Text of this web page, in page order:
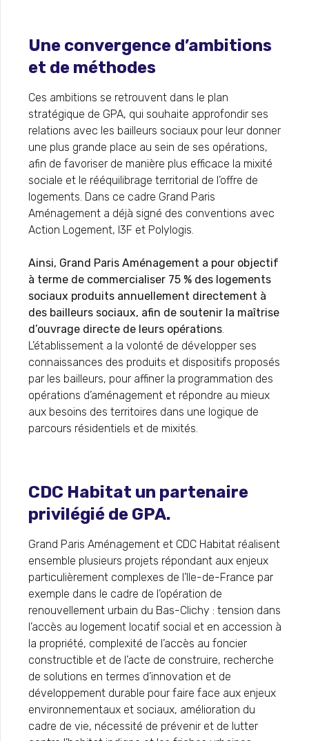
Une convergence d’ambitions
et de méthodes
Ces ambitions se retrouvent dans le plan
stratégique de GPA, qui souhaite approfondir ses
relations avec les bailleurs sociaux pour leur donner
une plus grande place au sein de ses opérations,
afin de favoriser de manière plus efficace la mixité
sociale et le rééquilibrage territorial de l’offre de
logements. Dans ce cadre Grand Paris
Aménagement a déjà signé des conventions avec
Action Logement, I3F et Polylogis.
Ainsi, Grand Paris Aménagement a pour objectif
à terme de commercialiser 75 % des logements
sociaux produits annuellement directement à
des bailleurs sociaux, afin de soutenir la maîtrise
d’ouvrage directe de leurs opérations.
L’établissement a la volonté de développer ses
connaissances des produits et dispositifs proposés
par les bailleurs, pour affiner la programmation des
opérations d’aménagement et répondre au mieux
aux besoins des territoires dans une logique de
parcours résidentiels et de mixités.
CDC Habitat un partenaire
privilégié de GPA.
Grand Paris Aménagement et CDC Habitat réalisent
ensemble plusieurs projets répondant aux enjeux
particulièrement complexes de l’Ile-de-France par
exemple dans le cadre de l’opération de
renouvellement urbain du Bas-Clichy : tension dans
l’accès au logement locatif social et en accession à
la propriété, complexité de l’accès au foncier
constructible et de l’acte de construire, recherche
de solutions en termes d’innovation et de
développement durable pour faire face aux enjeux
environnementaux et sociaux, amélioration du
cadre de vie, nécessité de prévenir et de lutter